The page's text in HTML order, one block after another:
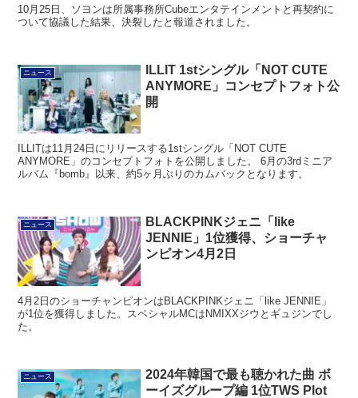
10月25日、ソヨンは所属事務所Cubeエンタテインメントと再契約に
ついて協議した結果、決裂したと報道されました。
ニュース
ILLIT 1stシングル「NOT CUTE
ANYMORE」コンセプトフォト公
開
ILLITは11月24日にリリースする1stシングル「NOT CUTE
ANYMORE」のコンセプトフォトを公開しました。 6月の3rdミニア
ルバム『bomb』以来、約5ヶ月ぶりのカムバックとなります。
ニュース
BLACKPINKジェニ「like
JENNIE」1位獲得、ショーチャ
ンピオン4月2日
4月2日のショーチャンピオンはBLACKPINKジェニ「like JENNIE」
が1位を獲得しました。スペシャルMCはNMIXXジウとギュジンでし
た。
ニュース
2024年韓国で最も聴かれた曲 ボ
ーイズグループ編 1位TWS Plot